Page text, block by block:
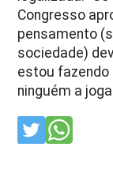
Congresso
pensamento
sociedade)
estou fazendo
ninguém a